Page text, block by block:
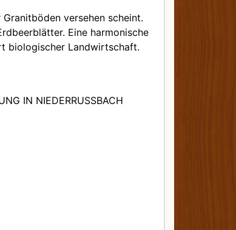
versehen scheint.
Eine harmonische
biologischer Landwirtschaft.
IN NIEDERRUSSBACH